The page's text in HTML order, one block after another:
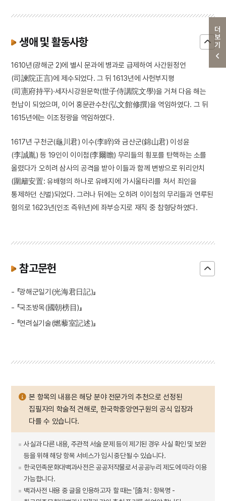
더보기
생애 및 활동사항
1610년(광해군 2)에 별시 문과에 병과로 급제하여 사간원정언
(司諫院正言)에 제수되었다. 그 뒤 1613년에 사헌부지평
(司憲府持平)·세자시강원문학(世子侍講院文學)을 거쳐 다음 해는
헌납이 되었으며, 이어 홍문관수찬(弘文館修撰)을 역임하였다. 그 뒤
1615년에는 이조정랑을 역임하였다.
1617년 구천군(龜川君) 이수(李睟)와 금산군(錦山君) 이성윤
(李誠胤) 등 19인이 이이첨(李爾瞻) 무리들의 횡포를 탄핵하는 소를
올렸다가 오히려 삼사의 공격을 받아 이들과 함께 변방으로 위리안치
(圍籬安置: 유배형의 하나로 유배지에 가시울타리를 쳐서 죄인을
통제하던 신벌)되었다. 그러나 뒤에는 오히려 이이첨의 무리들과 연루된
혐의로 1623년(인조 즉위년)에 좌부승지로 재직 중 참형당하였다.
참고문헌
- 『광해군일기(光海君日記)』
- 『국조방목(國朝榜目)』
- 『연려실기술(燃藜室記述)』
본 항목의 내용은 해당 분야 전문가의 추천으로 선정된
집필자의 학술적 견해로, 한국학중앙연구원의 공식 입장과
다를 수 있습니다.
사실과 다른 내용, 주관적 서술 문제 등이 제기된 경우 사실 확인 및 보완
등을 위해 해당 항목 서비스가 임시 중단될 수 있습니다.
한국민족문화대백과사전은 공공저작물로서 공공누리 제도에 따라 이용
가능합니다.
백과사전 내용 중 글을 인용하고자 할 때는 '[출처 : 항목명 -